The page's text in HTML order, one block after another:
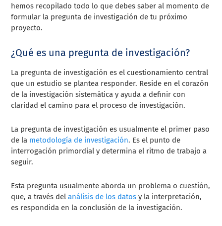
hemos recopilado todo lo que debes saber al momento de
formular la pregunta de investigación de tu próximo
proyecto.
¿Qué es una pregunta de investigación?
La pregunta de investigación es el cuestionamiento central
que un estudio se plantea responder. Reside en el corazón
de la investigación sistemática y ayuda a definir con
claridad el camino para el proceso de investigación.
La pregunta de investigación es usualmente el primer paso
de la metodología de investigación. Es el punto de
interrogación primordial y determina el ritmo de trabajo a
seguir.
Esta pregunta usualmente aborda un problema o cuestión,
que, a través delanálisis de los datos y la interpretación,
es respondida en la conclusión de la investigación.